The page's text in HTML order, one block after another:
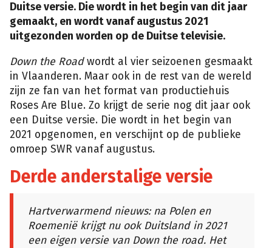
Duitse versie. Die wordt in het begin van dit jaar
gemaakt, en wordt vanaf augustus 2021
uitgezonden worden op de Duitse televisie.
Down the Roadwordt al vier seizoenen gesmaakt
in Vlaanderen. Maar ook in de rest van de wereld
zijn ze fan van het format van productiehuis
Roses Are Blue. Zo krijgt de serie nog dit jaar ook
een Duitse versie. Die wordt in het begin van
2021 opgenomen, en verschijnt op de publieke
omroep SWR vanaf augustus.
Derde anderstalige versie
Hartverwarmend nieuws: na Polen en
Roemenië krijgt nu ook Duitsland in 2021
een eigen versie van Down the road. Het